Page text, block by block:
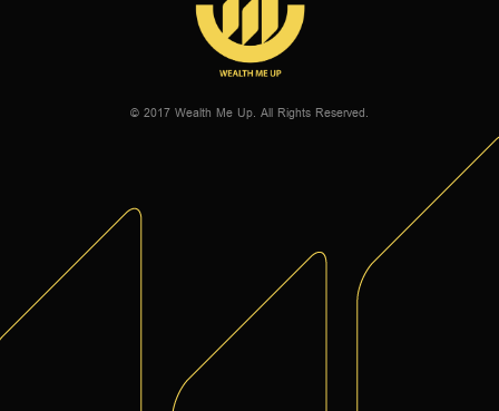
© 2017 Wealth Me Up. All Rights Reserved.